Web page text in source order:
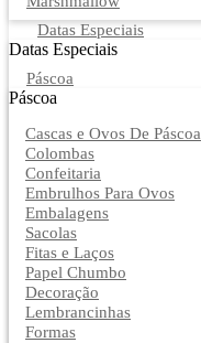
Datas Especiais
Datas Especiais
Páscoa
Páscoa
Cascas e Ovos De Páscoa
Colombas
Confeitaria
Embrulhos Para Ovos
Embalagens
Sacolas
Fitas e Laços
Papel Chumbo
Decoração
Lembrancinhas
Formas